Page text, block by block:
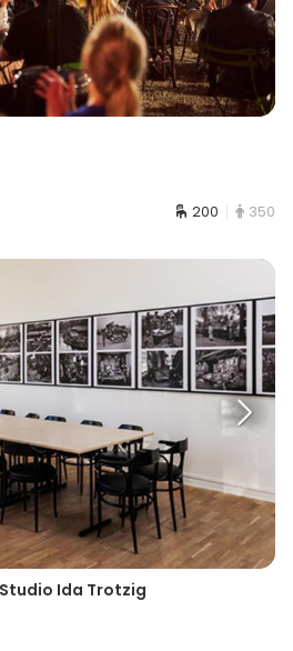
200 350
Ida Trotzig